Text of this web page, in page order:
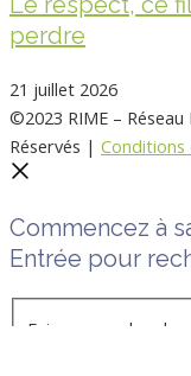
perdre
21 juillet 2026
©2023 RIME –
Réservés | Conditions
Commencez à
Entrée pour
Faire une recherche …